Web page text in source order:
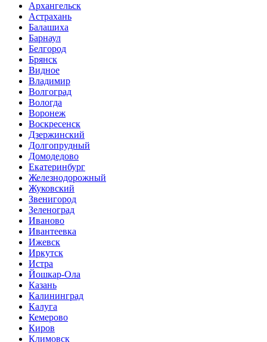
Архангельск
Астрахань
Балашиха
Барнаул
Белгород
Брянск
Видное
Владимир
Волгоград
Вологда
Воронеж
Воскресенск
Дзержинский
Долгопрудный
Домодедово
Екатеринбург
Железнодорожный
Жуковский
Звенигород
Зеленоград
Иваново
Ивантеевка
Ижевск
Иркутск
Истра
Йошкар-Ола
Казань
Калининград
Калуга
Кемерово
Киров
Климовск